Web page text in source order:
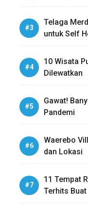
Telaga
untuk Self
10 Wisata
Dilewatkan
Gawat!
Pandemi
Waerebo
dan Lokasi
11 Tempat
Terhits